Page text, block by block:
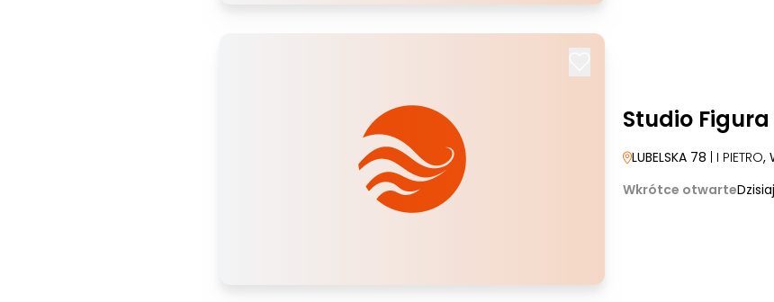
Studio
LUBELSKA 78 | I PIETRO,
Wkrótce otwarte